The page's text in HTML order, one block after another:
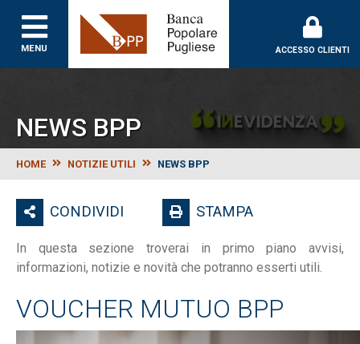
MENU
Banca Popolare
ACCESSO CLIENTI
NEWS BPP
HOME NOTIZIE UTILI NEWS BPP
CONDIVIDI STAMPA
In questa sezione troverai in primo piano avvisi,
informazioni, notizie e novità che potranno esserti utili.
VOUCHER MUTUO BPP